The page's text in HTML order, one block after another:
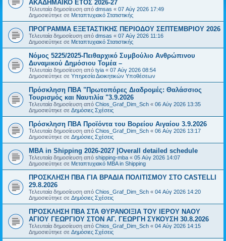
ΑΚΑΔΗΜΑΪΚΟ ΕΤΟΣ 2026-27
Τελευταία δημοσίευση από dmsas « 07 Αύγ 2026 17:49
Δημοσιεύτηκε σε Μεταπτυχιακό Στατιστικής
ΠΡΟΓΡΑΜΜΑ ΕΞΕΤΑΣΤΙΚΗΣ ΠΕΡΙΟΔΟΥ ΣΕΠΤΕΜΒΡΙΟΥ 2026
Τελευταία δημοσίευση από dmsas « 07 Αύγ 2026 11:16
Δημοσιεύτηκε σε Μεταπτυχιακό Στατιστικής
Νόμος 5225/2025-Πειθαρχικό Συμβούλιο Ανθρώπινου
Δυναμικού Δημόσιου Τομέα –
Τελευταία δημοσίευση από tyia « 07 Αύγ 2026 08:54
Δημοσιεύτηκε σε Υπηρεσία Διοικητικών Υποθέσεων
Πρόσκληση ΠΒΑ "Πρωτοπόρες Διαδρομές: Θαλάσσιος
Τουρισμός και Ναυτιλία "3.9.2026
Τελευταία δημοσίευση από Chios_Graf_Dim_Sch « 06 Αύγ 2026 13:35
Δημοσιεύτηκε σε Δημόσιες Σχέσεις
Πρόσκληση ΠΒΑ Προϊόντα του Βορείου Αιγαίου 3.9.2026
Τελευταία δημοσίευση από Chios_Graf_Dim_Sch « 06 Αύγ 2026 13:17
Δημοσιεύτηκε σε Δημόσιες Σχέσεις
MBA in Shipping 2026-2027 |Overall detailed schedule
Τελευταία δημοσίευση από shipping-mba « 05 Αύγ 2026 14:07
Δημοσιεύτηκε σε Μεταπτυχιακό MBA in Shipping
ΠΡΟΣΚΛΗΣΗ ΠΒΑ ΓΙΑ ΒΡΑΔΙΑ ΠΟΛΙΤΙΣΜΟΥ ΣΤΟ CASTELLI
29.8.2026
Τελευταία δημοσίευση από Chios_Graf_Dim_Sch « 04 Αύγ 2026 14:20
Δημοσιεύτηκε σε Δημόσιες Σχέσεις
ΠΡΟΣΚΛΗΣΗ ΠΒΑ ΣΤΑ ΘΥΡΑΝΟΙΞΙΑ ΤΟΥ ΙΕΡΟΥ ΝΑΟΥ
ΑΓΙΟΥ ΓΕΩΡΓΙΟΥ ΣΤΟΝ ΑΓ. ΓΕΩΡΓΗ ΣΥΚΟΥΣΗ 30.8.2026
Τελευταία δημοσίευση από Chios_Graf_Dim_Sch « 04 Αύγ 2026 14:15
Δημοσιεύτηκε σε Δημόσιες Σχέσεις